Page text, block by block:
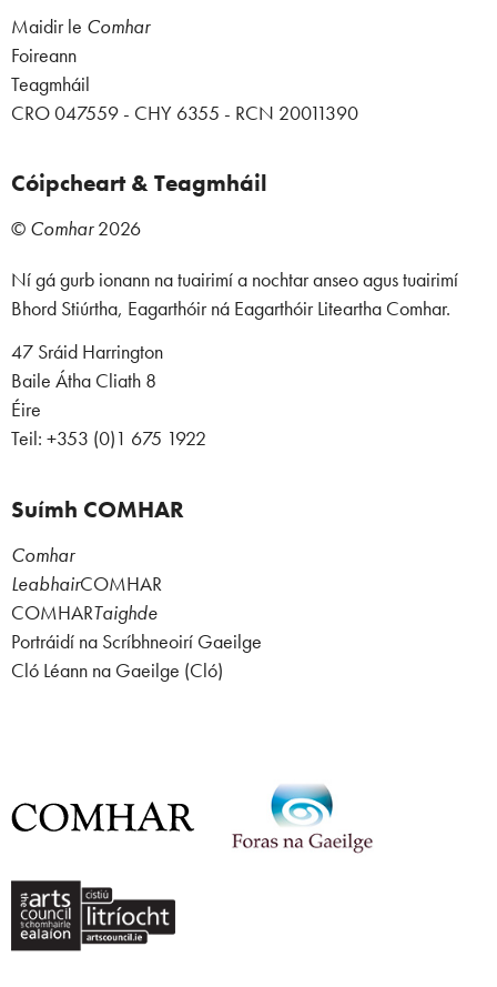
Maidir le Comhar
Foireann
Teagmháil
CRO 047559 - CHY 6355 - RCN 20011390
Cóipcheart & Teagmháil
© Comhar2026
Ní gá gurb ionann na tuairimí a nochtar anseo agus tuairimí
Bhord Stiúrtha, Eagarthóir ná Eagarthóir Liteartha Comhar.
47 Sráid Harrington
Baile Átha Cliath 8
Éire
Teil: +353 (0)1 675 1922
Suímh COMHAR
Comhar
LeabhairCOMHAR
COMHARTaighde
Portráidí na Scríbhneoirí Gaeilge
Cló Léann na Gaeilge (Cló)